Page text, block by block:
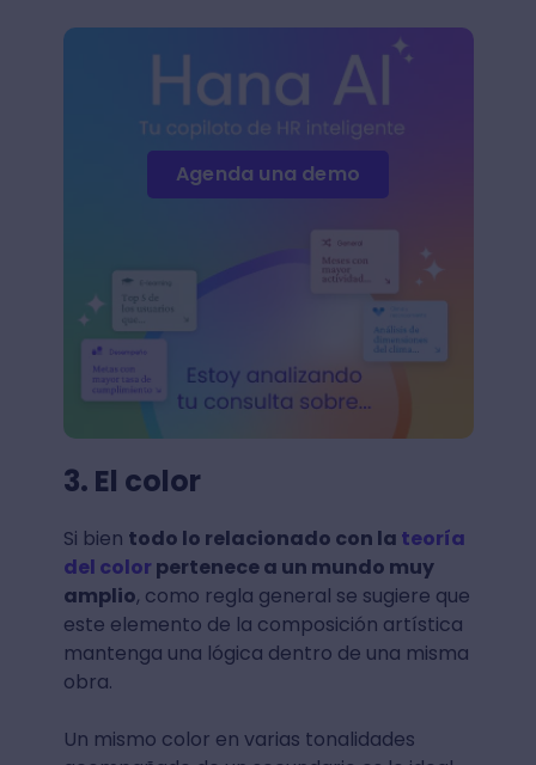
Agenda una demo
3. El color
Si bien todo lo relacionado con la teoría
del color pertenece a un mundo muy
amplio, como regla general se sugiere que
este elemento de la composición artística
mantenga una lógica dentro de una misma
obra.
Un mismo color en varias tonalidades